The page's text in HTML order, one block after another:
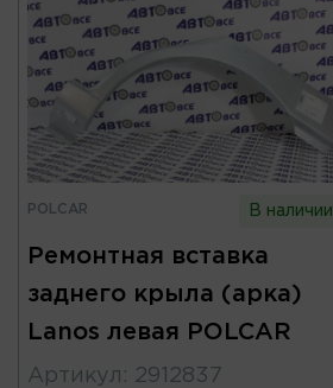
POLCAR В наличии
Ремонтная вставка
заднего крыла (арка)
Lanos левая POLCAR
Артикул : 2912837